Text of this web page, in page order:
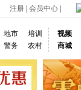
注册 会员中心
地市
培训
警务 农村
视频
商城